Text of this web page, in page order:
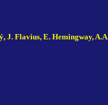
Flavius, E. Hemingway,